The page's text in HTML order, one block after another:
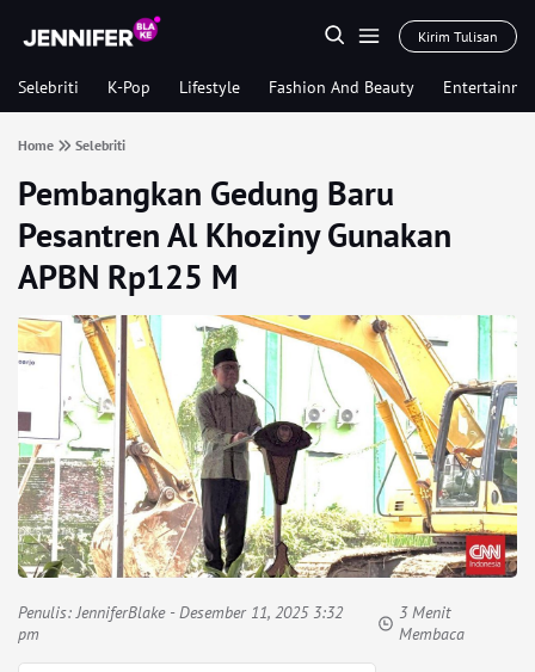
Kirim Tulisan
Selebriti K-Pop Lifestyle Fashion And Beauty
Home Selebriti
Pembangkan Gedung Baru
Pesantren Al Khoziny Gunakan
APBN Rp125 M
Penulis:JenniferBlake- Desember 11, 2025 3:32
pm
3 Menit
Membaca